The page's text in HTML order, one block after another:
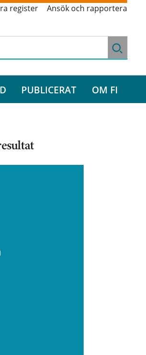
register Ansök och rapportera
PUBLICERAT OM FI